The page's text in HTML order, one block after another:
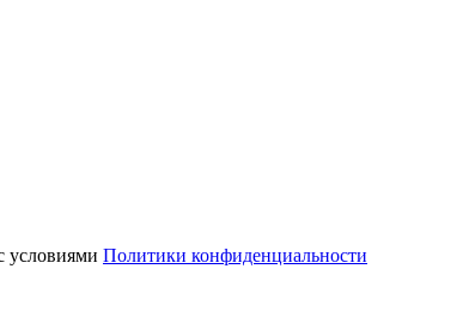
условиями Политики конфиденциальности